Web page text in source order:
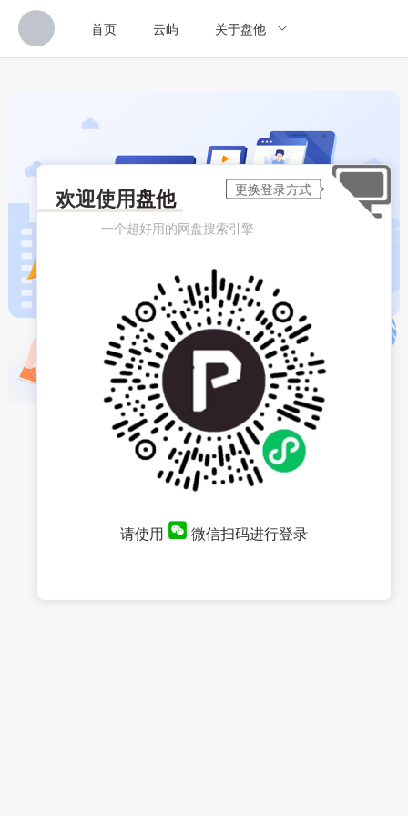
首页 云屿 关于盘他
欢迎使用盘他
一个超好用的网盘搜索引擎
请使用 微信扫码进行登录